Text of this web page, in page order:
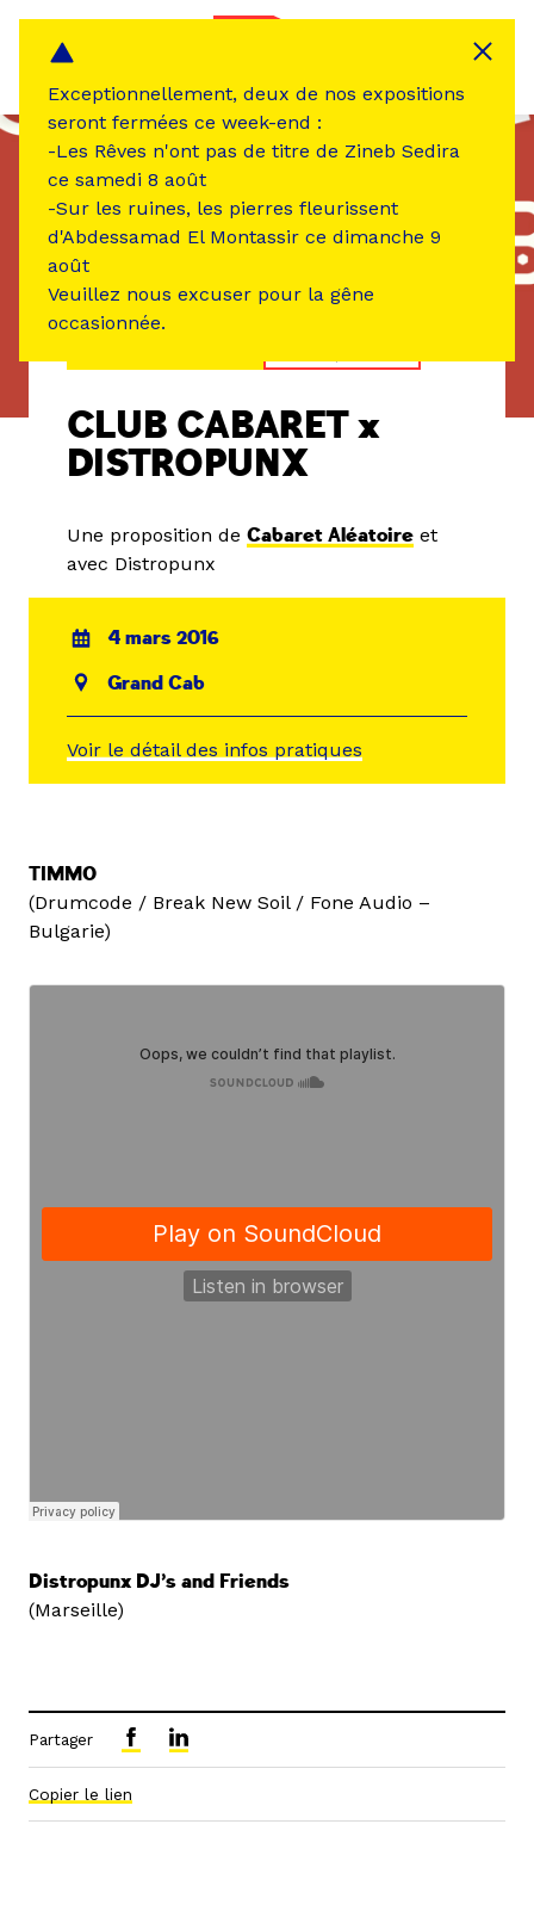
CLUB CABARET x
DISTROPUNX
Une proposition de Cabaret Aléatoire et
avec Distropunx
4 mars 2016
Grand Cab
Voir le détail des infos pratiques
TIMMO
(Drumcode / Break New Soil / Fone Audio –
Bulgarie)
Distropunx DJ’s and Friends
(Marseille)
Partager
Copier le lien
Exceptionnellement, deux de nos expositions
seront fermées ce week-end :
-Les Rêves n'ont pas de titre de Zineb Sedira
ce samedi 8 août
-Sur les ruines, les pierres fleurissent
d'Abdessamad El Montassir ce dimanche 9
août
Veuillez nous excuser pour la gêne
occasionnée.
Panneau de gestion des cookies